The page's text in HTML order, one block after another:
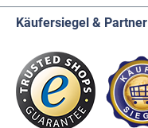
Käufersiegel & Partner